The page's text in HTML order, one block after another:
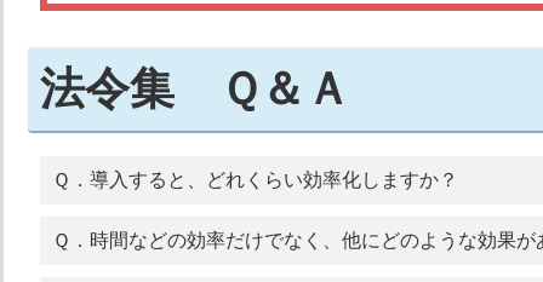
法令集 Ｑ＆Ａ
Ｑ．導入すると、どれくらい効率化しますか？
Ｑ．時間などの効率だけでなく、他にどのような効果が